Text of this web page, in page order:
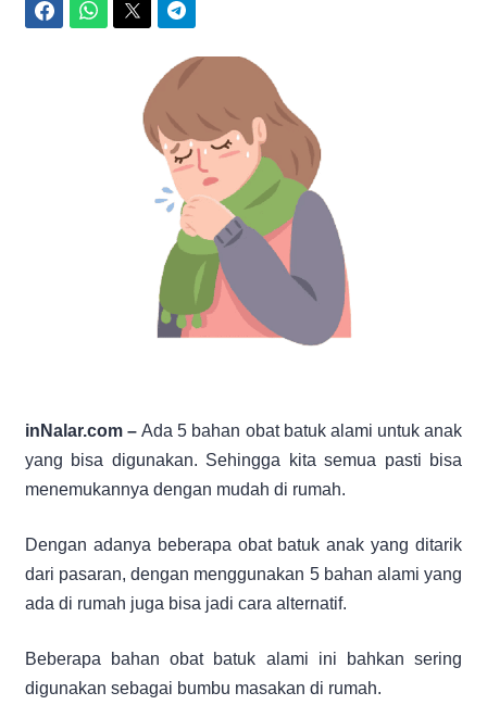
inNalar.com –Ada 5 bahan obat batuk alami untuk anak
yang bisa digunakan. Sehingga kita semua pasti bisa
menemukannya dengan mudah di rumah.
Dengan adanya beberapa obat batuk anak yang ditarik
dari pasaran, dengan menggunakan 5 bahan alami yang
ada di rumah juga bisa jadi cara alternatif.
Beberapa bahan obat batuk alami ini bahkan sering
digunakan sebagai bumbu masakan di rumah.